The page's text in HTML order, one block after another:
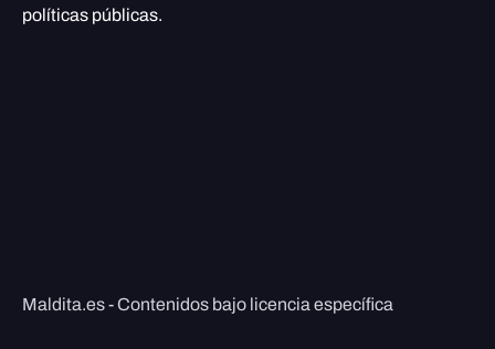
políticas públicas.
Maldita.es - Contenidos bajo licencia específica